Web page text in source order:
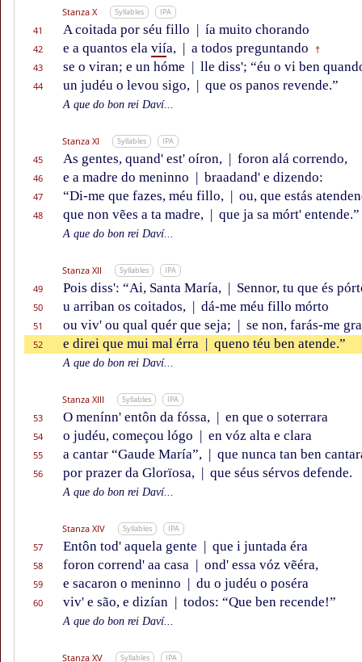
Stanza X Syllables IPA
41 A coitada por séu fillo | ía muito chorando
42 e a quantos ela viía, | a todos preguntando †
43 se o viran; e un hóme | lle diss'; “éu o vi ben
44 un judéu o levou sigo, | que os panos revende.”
A que do bon rei Daví...
Stanza XI Syllables IPA
45 As gentes, quand' est' oíron, | foron alá correndo,
46 e a madre do meninno | braadand' e dizendo:
47 “Di-me que fazes, méu fillo, | ou, que estás
48 que non vẽes a ta madre, | que ja sa mórt' entende.”
A que do bon rei Daví...
Stanza XII Syllables IPA
49 Pois diss': “Ai, Santa María, | Sennor, tu que és
50 u arriban os coitados, | dá-me méu fillo mórto
51 ou viv' ou qual quér que seja; | se non, farás-me
52 e direi que mui mal érra | queno téu ben atende.”
A que do bon rei Daví...
Stanza XIII Syllables IPA
53 O menínn' entôn da fóssa, | en que o soterrara
54 o judéu, começou lógo | en vóz alta e clara
55 a cantar “Gaude María”, | que nunca tan ben
56 por prazer da Glorïosa, | que séus sérvos defende.
A que do bon rei Daví...
Stanza XIV Syllables IPA
57 Entôn tod' aquela gente | que i juntada éra
58 foron corrend' aa casa | ond' essa vóz vẽéra,
59 e sacaron o meninno | du o judéu o poséra
60 viv' e são, e dizían | todos: “Que ben recende!”
A que do bon rei Daví...
Stanza XV Syllables IPA